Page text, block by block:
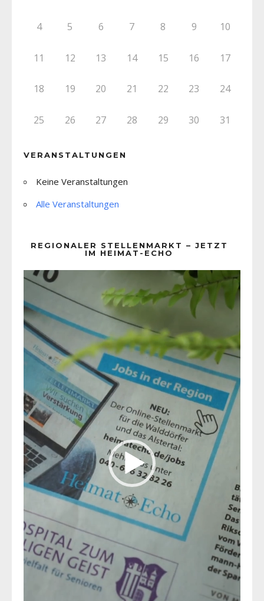
4 5 6 7 8 9 10
11 12 13 14 15 16 17
18 19 20 21 22 23 24
25 26 27 28 29 30 31
VERANSTALTUNGEN
Keine Veranstaltungen
Alle Veranstaltungen
REGIONALER STELLENMARKT – JETZT
IM HEIMAT-ECHO
Player